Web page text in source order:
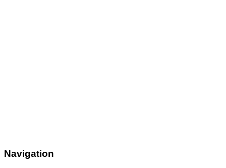
Navigation